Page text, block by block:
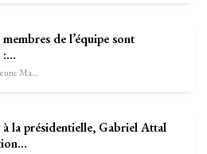
de l’équipe sont
:…
Sébastien-Étienne Marechal
la présidentielle, Gabriel Attal